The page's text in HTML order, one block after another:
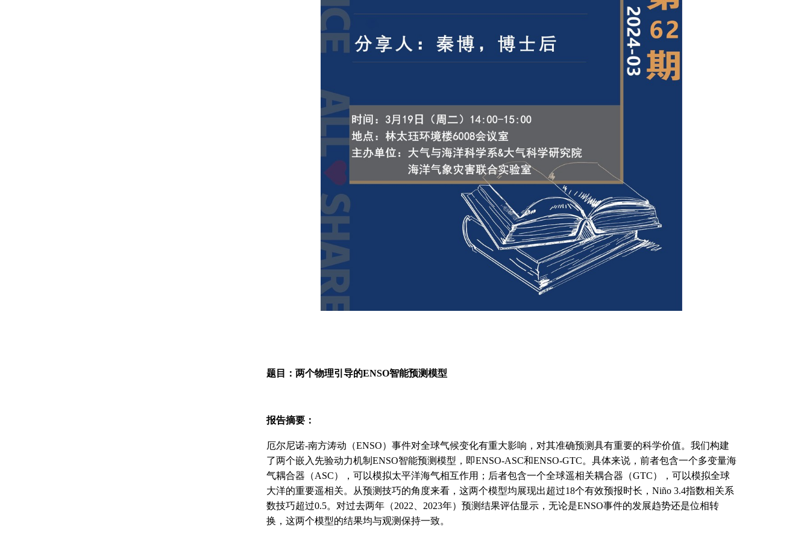
题目： 两个物理引导的ENSO智能预测模型
报告摘要：
厄尔尼诺-南方涛动（ENSO）事件对全球气候变化有重大影响，对其准确预测具有重要的科学价值。我们构建
了两个嵌入先验动力机制ENSO智能预测模型，即ENSO-ASC和ENSO-GTC。具体来说，前者包含一个多变量海
气耦合器（ASC），可以模拟太平洋海气相互作用；后者包含一个全球遥相关耦合器（GTC），可以模拟全球
大洋的重要遥相关。从预测技巧的角度来看，这两个模型均展现出超过18个有效预报时长，Niño 3.4指数相关系
数技巧超过0.5。对过去两年（2022、2023年）预测结果评估显示，无论是ENSO事件的发展趋势还是位相转
换，这两个模型的结果均与观测保持一致。